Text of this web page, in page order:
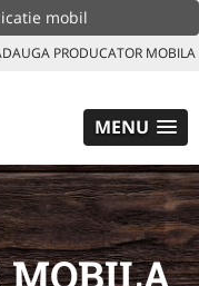
mobil
PRODUCATOR MOBILA
MENU
MOBILA